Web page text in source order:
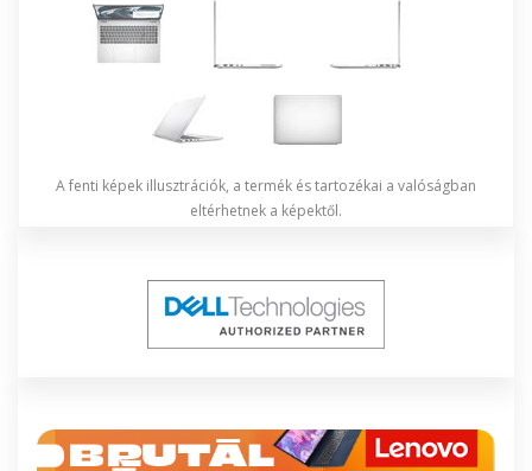
A fenti képek illusztrációk, a termék és tartozékai a valóságban
eltérhetnek a képektől.